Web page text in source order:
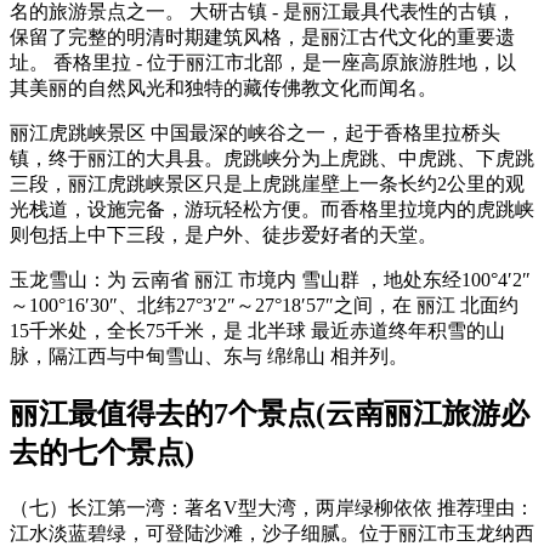
名的旅游景点之一。 大研古镇 - 是丽江最具代表性的古镇，
保留了完整的明清时期建筑风格，是丽江古代文化的重要遗
址。 香格里拉 - 位于丽江市北部，是一座高原旅游胜地，以
其美丽的自然风光和独特的藏传佛教文化而闻名。
丽江虎跳峡景区 中国最深的峡谷之一，起于香格里拉桥头
镇，终于丽江的大具县。虎跳峡分为上虎跳、中虎跳、下虎跳
三段，丽江虎跳峡景区只是上虎跳崖壁上一条长约2公里的观
光栈道，设施完备，游玩轻松方便。而香格里拉境内的虎跳峡
则包括上中下三段，是户外、徒步爱好者的天堂。
玉龙雪山：为 云南省 丽江 市境内 雪山群 ，地处东经100°4′2″
～100°16′30″、北纬27°3′2″～27°18′57″之间，在 丽江 北面约
15千米处，全长75千米，是 北半球 最近赤道终年积雪的山
脉，隔江西与中甸雪山、东与 绵绵山 相并列。
丽江最值得去的7个景点(云南丽江旅游必
去的七个景点)
（七）长江第一湾：著名V型大湾，两岸绿柳依依 推荐理由：
江水淡蓝碧绿，可登陆沙滩，沙子细腻。位于丽江市玉龙纳西